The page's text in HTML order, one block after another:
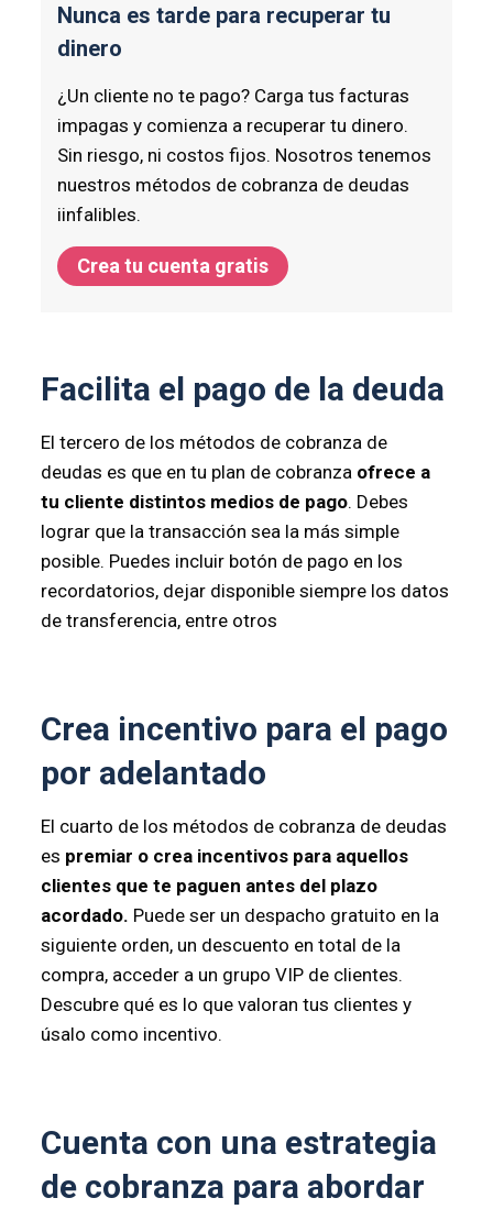
Nunca es tarde para recuperar tu
dinero
¿Un cliente no te pago? Carga tus facturas
impagas y comienza a recuperar tu dinero.
Sin riesgo, ni costos fijos. Nosotros tenemos
nuestros métodos de cobranza de deudas
iinfalibles.
Crea tu cuenta gratis
Facilita el pago de la deuda
El tercero de los métodos de cobranza de
deudas es que en tu plan de cobranza ofrece a
tu cliente distintos medios de pago. Debes
lograr que la transacción sea la más simple
posible. Puedes incluir botón de pago en los
recordatorios, dejar disponible siempre los datos
de transferencia, entre otros
Crea incentivo para el pago
por adelantado
El cuarto de los métodos de cobranza de deudas
es premiar o crea incentivos para aquellos
clientes que te paguen antes del plazo
acordado. Puede ser un despacho gratuito en la
siguiente orden, un descuento en total de la
compra, acceder a un grupo VIP de clientes.
Descubre qué es lo que valoran tus clientes y
úsalo como incentivo.
Cuenta con una estrategia
de cobranza para abordar